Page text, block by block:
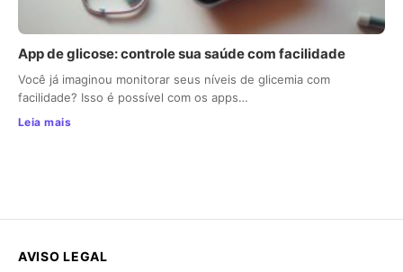
App de glicose: controle sua saúde com facilidade
Você já imaginou monitorar seus níveis de glicemia com
facilidade? Isso é possível com os apps…
Leia mais
AVISO LEGAL